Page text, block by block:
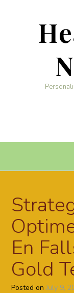
En
Gold
Posted onJuly 9,